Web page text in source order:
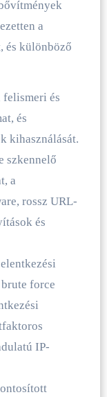
a
és különböző
és
és
kihasználását.
szkennelő
a
rossz URL-
és
force
IP-